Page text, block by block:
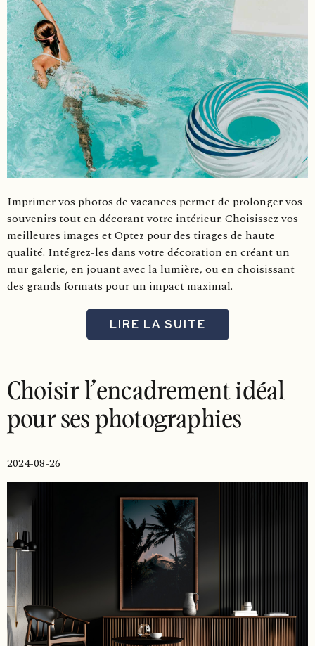
Imprimer vos photos de vacances permet de prolonger vos
souvenirs tout en décorant votre intérieur. Choisissez vos
meilleures images et Optez pour des tirages de haute
qualité. Intégrez-les dans votre décoration en créant un
mur galerie, en jouant avec la lumière, ou en choisissant
des grands formats pour un impact maximal.
LIRE LA SUITE
Choisir l’encadrement idéal
pour ses photographies
2024-08-26